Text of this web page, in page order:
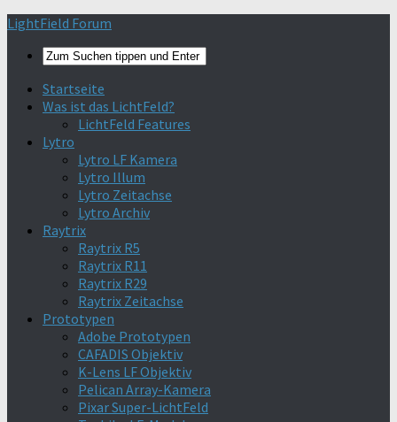
LightField Forum
Startseite
Was ist das LichtFeld?
LichtFeld Features
Lytro
Lytro LF Kamera
Lytro Illum
Lytro Zeitachse
Lytro Archiv
Raytrix
Raytrix R5
Raytrix R11
Raytrix R29
Raytrix Zeitachse
Prototypen
Adobe Prototypen
CAFADIS Objektiv
K-Lens LF Objektiv
Pelican Array-Kamera
Pixar Super-LichtFeld
Find out more. Okay, thanks